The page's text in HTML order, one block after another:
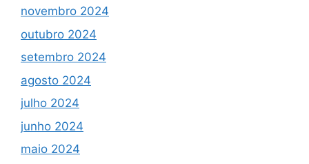
novembro 2024
outubro 2024
setembro 2024
agosto 2024
julho 2024
junho 2024
maio 2024